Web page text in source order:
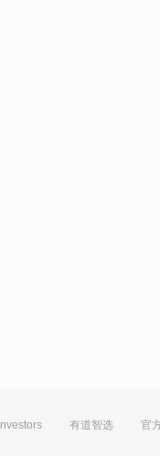
Investors 有道智选 官